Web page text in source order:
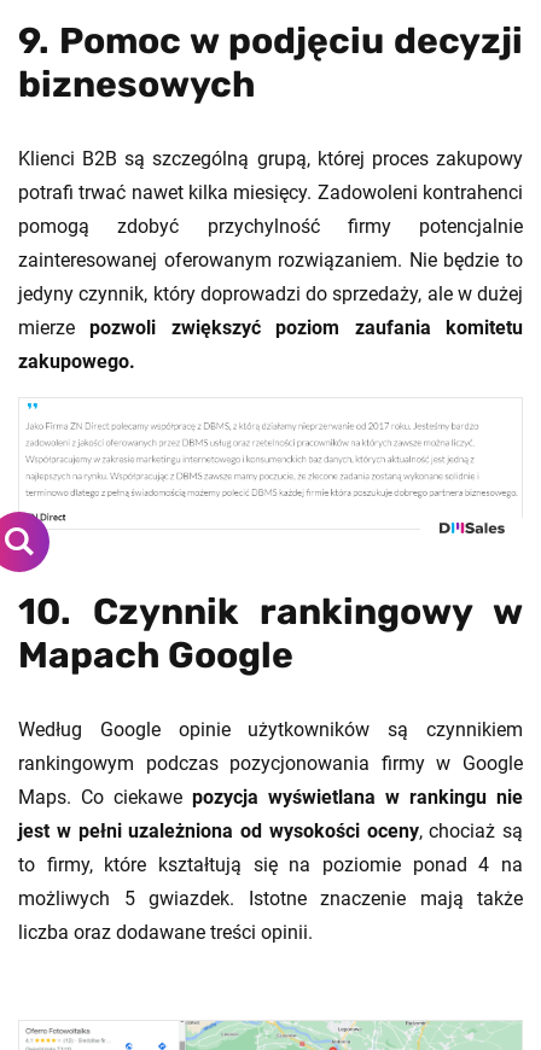
9. Pomoc w podjęciu decyzji
biznesowych
Klienci B2B są szczególną grupą, której proces zakupowy
potrafi trwać nawet kilka miesięcy. Zadowoleni kontrahenci
pomogą zdobyć przychylność firmy potencjalnie
zainteresowanej oferowanym rozwiązaniem. Nie będzie to
jedyny czynnik, który doprowadzi do sprzedaży, ale w dużej
mierzepozwoli zwiększyć poziom zaufania komitetu
zakupowego.
10. Czynnik rankingowy w
Mapach Google
Według Google opinie użytkowników są czynnikiem
rankingowym podczas pozycjonowania firmy w Google
Maps. Co ciekawe pozycja wyświetlana w rankingu nie
jest w pełni uzależniona od wysokości oceny, chociaż są
to firmy, które kształtują się na poziomie ponad 4 na
możliwych 5 gwiazdek. Istotne znaczenie mają także
liczba oraz dodawane treści opinii.